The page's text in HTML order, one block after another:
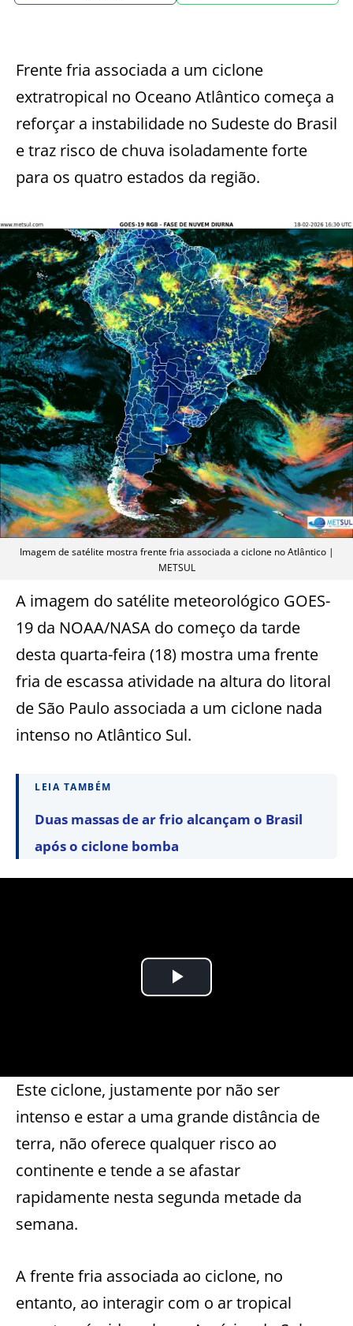
Frente fria associada a um ciclone
extratropical no Oceano Atlântico começa a
reforçar a instabilidade no Sudeste do Brasil
e traz risco de chuva isoladamente forte
para os quatro estados da região.
Imagem de satélite mostra frente fria associada a ciclone no Atlântico |
METSUL
A imagem do satélite meteorológico GOES-
19 da NOAA/NASA do começo da tarde
desta quarta-feira (18) mostra uma frente
fria de escassa atividade na altura do litoral
de São Paulo associada a um ciclone nada
intenso no Atlântico Sul.
LEIA TAMBÉM
Duas massas de ar frio alcançam o Brasil
após o ciclone bomba
Este ciclone, justamente por não ser
intenso e estar a uma grande distância de
terra, não oferece qualquer risco ao
continente e tende a se afastar
rapidamente nesta segunda metade da
semana.
A frente fria associada ao ciclone, no
entanto, ao interagir com o ar tropical